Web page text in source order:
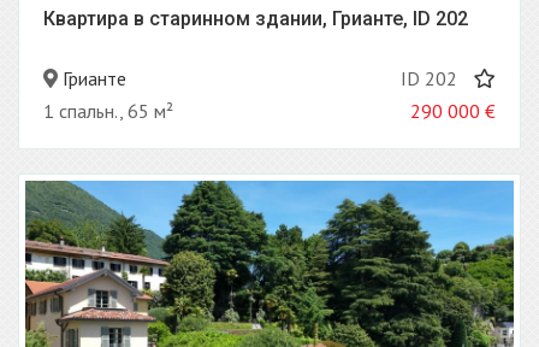
Квартира в старинном здании, Грианте, ID 202
Грианте
ID 202
1 спальн., 65 м²
290 000 €